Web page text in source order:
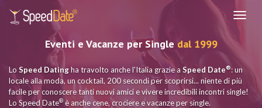
Eventi e Vacanze per Single dal 1999
Lo Speed Datingha travolto anche l'Italia grazie a Speed Date®: un
locale alla moda, un cocktail, 200 secondi per scoprirsi... niente di più
facile per conoscere tanti nuovi amici e vivere incredibili incontri single!
Lo Speed Date® è anche cene, crociere e vacanze per single.